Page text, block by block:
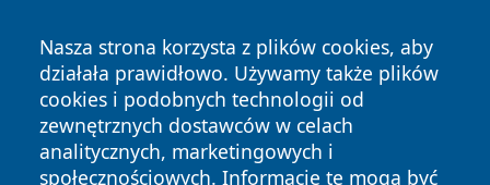
Nasza strona korzysta z plików cookies, aby
działała prawidłowo. Używamy także plików
cookies i podobnych technologii od
zewnętrznych dostawców w celach
analitycznych, marketingowych i
społecznościowych. Informacje te mogą być
Copyright © 2026 czestochowanews.pl Wszystkie prawa
zastrzeżone.